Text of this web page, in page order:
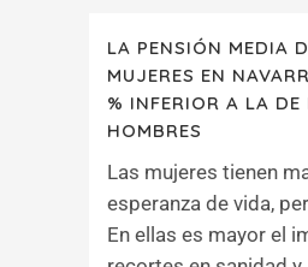
LA PENSIÓN MEDIA
MUJERES EN
% INFERIOR A LA DE
HOMBRES
Las mujeres tienen
esperanza de vida,
En ellas es mayor el